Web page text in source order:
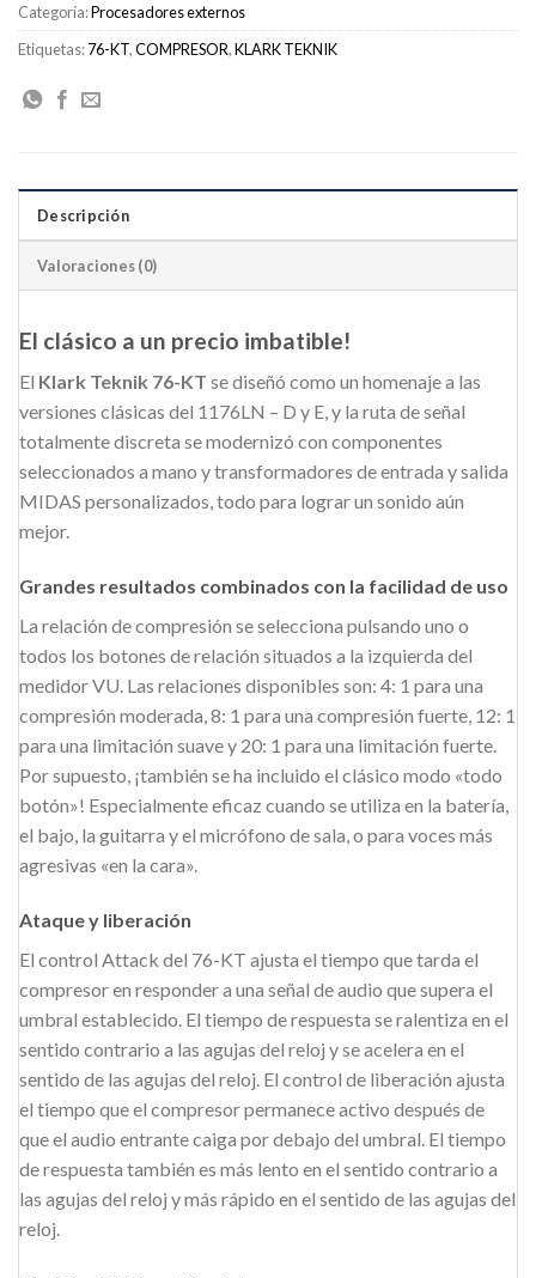
Categoría:Procesadores externos
Etiquetas:76-KT,COMPRESOR,KLARK TEKNIK
Descripción
Valoraciones (0)
El clásico a un precio imbatible!
El Klark Teknik 76-KT se diseñó como un homenaje a las
versiones clásicas del 1176LN – D y E, y la ruta de señal
totalmente discreta se modernizó con componentes
seleccionados a mano y transformadores de entrada y salida
MIDAS personalizados, todo para lograr un sonido aún
mejor.
Grandes resultados combinados con la facilidad de uso
La relación de compresión se selecciona pulsando uno o
todos los botones de relación situados a la izquierda del
medidor VU. Las relaciones disponibles son: 4: 1 para una
compresión moderada, 8: 1 para una compresión fuerte, 12: 1
para una limitación suave y 20: 1 para una limitación fuerte.
Por supuesto, ¡también se ha incluido el clásico modo «todo
botón»! Especialmente eficaz cuando se utiliza en la batería,
el bajo, la guitarra y el micrófono de sala, o para voces más
agresivas «en la cara».
Ataque y liberación
El control Attack del 76-KT ajusta el tiempo que tarda el
compresor en responder a una señal de audio que supera el
umbral establecido. El tiempo de respuesta se ralentiza en el
sentido contrario a las agujas del reloj y se acelera en el
sentido de las agujas del reloj. El control de liberación ajusta
el tiempo que el compresor permanece activo después de
que el audio entrante caiga por debajo del umbral. El tiempo
de respuesta también es más lento en el sentido contrario a
las agujas del reloj y más rápido en el sentido de las agujas del
reloj.